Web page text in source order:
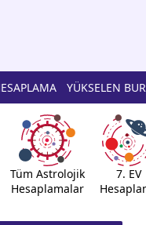
YÜKSELEN
Tüm Astrolojik
Hesaplamalar
7. EV